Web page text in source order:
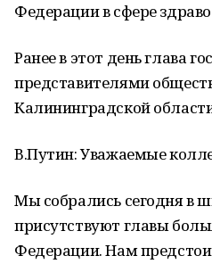
Федерации в сфере
Ранее в этот день глава
представителями
Калининградской
В.Путин: Уважаемые
Мы собрались сегодня в
присутствуют главы
Федерации. Нам